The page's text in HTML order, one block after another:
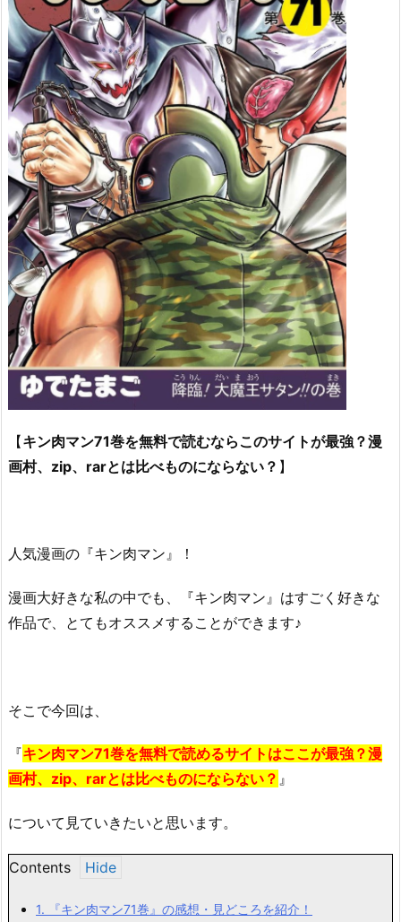
【キン肉マン71巻を無料で読むならこのサイトが最強？漫
画村、zip、rarとは比べものにならない？ 】
人気漫画の『キン肉マン』！
漫画大好きな私の中でも、『キン肉マン』はすごく好きな
作品で、とてもオススメすることができます♪
そこで今回は、
『キン肉マン71巻を無料で読めるサイトはここが最強？漫
画村、zip、rarとは比べものにならない？ 』
について見ていきたいと思います。
Contents
1. 『キン肉マン71巻』の感想・見どころを紹介！